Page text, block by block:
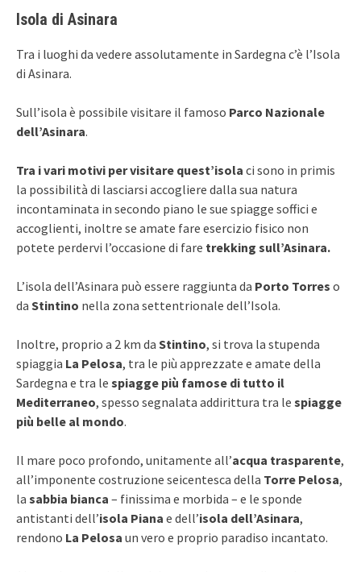
Isola di Asinara
Tra i luoghi da vedere assolutamente in Sardegna c’è l’Isola
di Asinara.
Sull’isola è possibile visitare il famoso Parco Nazionale
dell’Asinara.
Tra i vari motivi per visitare quest’isola ci sono in primis
la possibilità di lasciarsi accogliere dalla sua natura
incontaminata in secondo piano le sue spiagge soffici e
accoglienti, inoltre se amate fare esercizio fisico non
potete perdervi l’occasione di fare trekking sull’Asinara.
L’isola dell’Asinara può essere raggiunta da Porto Torres o
da Stintino nella zona settentrionale dell’Isola.
Inoltre, proprio a 2 km da Stintino, si trova la stupenda
spiaggia La Pelosa, tra le più apprezzate e amate della
Sardegna e tra le spiagge più famose di tutto il
Mediterraneo, spesso segnalata addirittura tra le spiagge
più belle al mondo.
Il mare poco profondo, unitamente all’acqua trasparente,
all’imponente costruzione seicentesca della Torre Pelosa,
la sabbia bianca – finissima e morbida – e le sponde
antistanti dell’isola Piana e dell’isola dell’Asinara,
rendono La Pelosa un vero e proprio paradiso incantato.